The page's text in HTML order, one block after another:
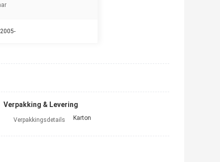
2005-
Verpakking & Levering
Verpakkingsdetails Karton